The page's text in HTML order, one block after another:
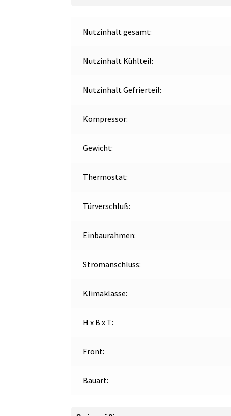
Nutzinhalt gesamt:
Nutzinhalt Kühlteil:
Nutzinhalt Gefrierteil:
Kompressor:
Gewicht:
Thermostat:
Türverschluß:
Einbaurahmen:
Stromanschluss:
Klimaklasse:
H x B x T:
Front:
Bauart: